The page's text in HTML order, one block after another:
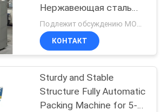
179
Нержавеющая сталь
Мука химическая
Порошковая мешка для
заполнения
Подлежит обсуждению MOQ:1 комплект
КОНТАКТ
Sturdy and Stable
Structure Fully Automatic
Packing Machine for 5-